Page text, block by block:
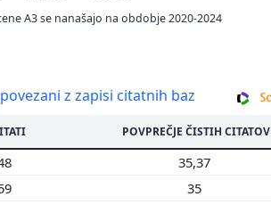
A3 se nanašajo na obdobje 2020-2024
z zapisi citatnih baz
POVPREČJE ČISTIH CITATOV
35,37
35